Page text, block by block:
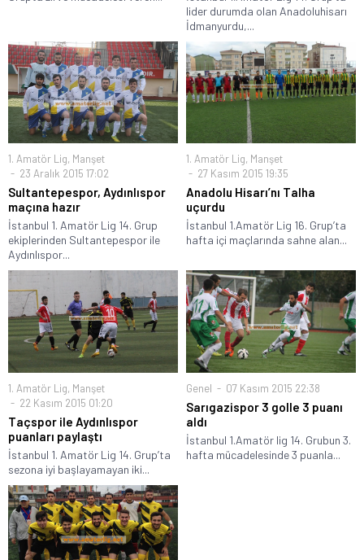
lider durumda olan Anadoluhisarı
İdmanyurdu,...
1. Amatör Lig, Manşet
23 Aralık 2015 17:02
Sultantepespor, Aydınlıspor
maçına hazır
İstanbul 1. Amatör Lig 14. Grup
ekiplerinden Sultantepespor ile
Aydınlıspor...
1. Amatör Lig, Manşet
27 Kasım 2015 19:35
Anadolu Hisarı’nı Talha
uçurdu
İstanbul 1.Amatör Lig 16. Grup’ta
hafta içi maçlarında sahne alan...
1. Amatör Lig, Manşet
22 Kasım 2015 01:20
Taçspor ile Aydınlıspor
puanları paylaştı
İstanbul 1. Amatör Lig 14. Grup’ta
sezona iyi başlayamayan iki...
Genel 07 Kasım 2015 22:38
Sarıgazispor 3 golle 3 puanı
aldı
İstanbul 1.Amatör lig 14. Grubun 3.
hafta mücadelesinde 3 puanla...